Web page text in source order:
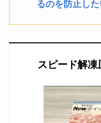
るのを防止し
スピード解凍